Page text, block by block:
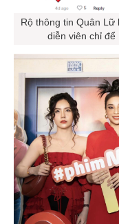
Rộ thông tin Quân
diễn viên chỉ để